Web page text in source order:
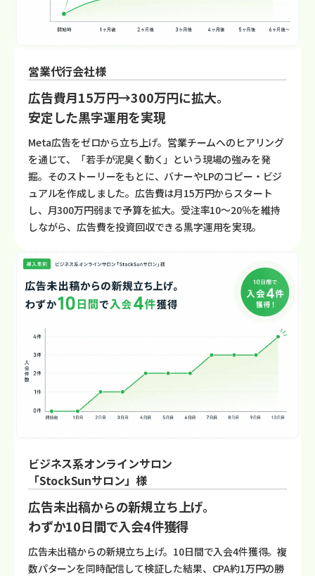
営業代行会社様
広告費月15万円→300万円に拡大。
安定した黒字運用を実現
Meta広告をゼロから立ち上げ。営業チームへのヒアリング
を通じて、「若手が泥臭く動く」という現場の強みを発
掘。そのストーリーをもとに、バナーやLPのコピー・ビジ
ュアルを作成しました。広告費は月15万円からスタート
し、月300万円弱まで予算を拡大。受注率10〜20％を維持
しながら、広告費を投資回収できる黒字運用を実現。
ビジネス系オンラインサロン
「StockSunサロン」様
広告未出稿からの新規立ち上げ。
わずか10日間で入会4件獲得
広告未出稿からの新規立ち上げ。10日間で入会4件獲得。複
数パターンを同時配信して検証した結果、CPA約1万円の勝